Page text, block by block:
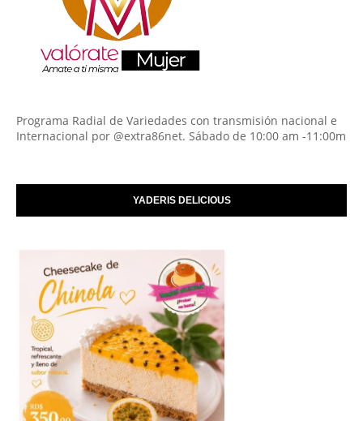
Programa Radial de Variedades con transmisión nacional e
Internacional por @extra86net. Sábado de 10:00 am -11:00m
YADERIS DELICIOUS